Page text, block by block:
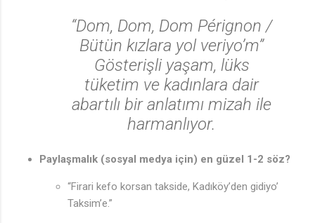
“Dom, Dom, Dom Pérignon /
Bütün kızlara yol veriyo’m”
Gösterişli yaşam, lüks
tüketim ve kadınlara dair
abartılı bir anlatımı mizah ile
harmanlıyor.
Paylaşmalık (sosyal medya için) en güzel 1-2 söz?
“Firari kefo korsan takside, Kadıköy’den gidiyo’
Taksim’e.”